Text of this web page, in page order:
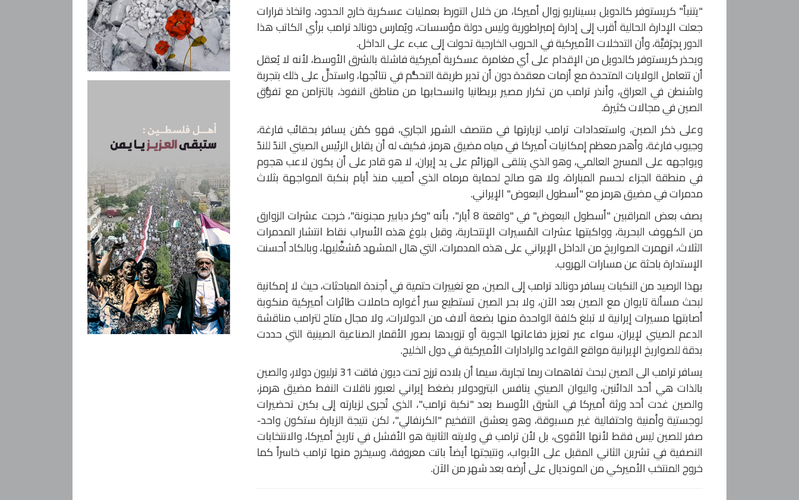
"يتنبأ" كريستوفر كالدويل بسيناريو زوال أميركا، من خلال التورط بعمليات عسكرية خارج الحدود، واتخاذ قرارات
جعلت الإدارة الحالية أقرب إلى إدارة إمبراطورية وليس دولة مؤسسات، ويُمارس دونالد ترامب برأي الكاتب هذا
الدور بِحِرَفيَّة، وأن التدخلات الأميركية في الحروب الخارجية تحولت إلى عبء على الداخل.
ويحذر كريستوفر كالدويل من الإقدام على أي مغامرة عسكرية أميركية فاشلة بالشرق الأوسط، لأنه لا يُعقل
أن تتعامل الولايات المتحدة مع أزمات معقدة دون أن تدير طريقة التحكُّم في نتائجها، واستدلَّ على ذلك بتجربة
واشنطن في العراق، وأنذر ترامب من تكرار مصير بريطانيا وانسحابها من مناطق النفوذ، بالتزامن مع تفوُّق
الصين في مجالات كثيرة.
وعلى ذكر الصين، واستعدادات ترامب لزيارتها في منتصف الشهر الجاري، فهو كمَن يسافر بحقائب فارغة،
وجيوب فارغة، وأهدر معظم إمكانيات أميركا في مياه مضيق هرمز، فكيف له أن يقابل الرئيس الصيني الندّ للندّ
ويواجهه على المسرح العالمي، وهو الذي يتلقى الهزائم على يد إيران، لا هو قادر على أن يكون لاعب هجوم
في منطقة الجزاء لحسم المباراة، ولا هو صالح لحماية مرماه الذي أصيب منذ أيام بنكبة المواجهة بثلاث
مدمرات في مضيق هرمز مع "أسطول البعوض" الإيراني.
يصف بعض المراقبين "أسطول البعوض" في "واقعة 8 أيار"، بأنه "وكر دبابير مجنونة"، خرجت عشرات الزوارق
من الكهوف البحرية، وواكبتها عشرات المُسيرات الإنتحارية، وقبل بلوغ هذه الأسراب نقاط انتشار المدمرات
الثلاث، انهمرت الصواريخ من الداخل الإيراني على هذه المدمرات، التي هال المشهد مُشغِّليها، وبالكاد أحسنت
الإستدارة باحثة عن مسارات الهروب.
بهذا الرصيد من النكبات يسافر دونالد ترامب إلى الصين، مع تغييرات حتمية في أجندة المباحثات، حيث لا إمكانية
لبحث مسألة تايوان مع الصين بعد الآن، ولا بحر الصين تستطيع سبر أغواره حاملات طائرات أميركية منكوبة
أصابتها مسيرات إيرانية لا تبلغ كلفة الواحدة منها بضعة آلاف من الدولارات، ولا مجال متاح لترامب مناقشة
الدعم الصيني لإيران، سواء عبر تعزيز دفاعاتها الجوية أو تزويدها بصور الأقمار الصناعية الصينية التي حددت
بدقة للصواريخ الإيرانية مواقع القواعد والرادارات الأميركية في دول الخليج.
يسافر ترامب الى الصين لبحث تفاهمات ربما تجاربة، سيما أن بلاده ترزح تحت ديون فاقت 31 ترليون دولار، والصين
بالذات هي أحد الدائنين، واليوان الصيني ينافس البترودولار بضغط إيراني لعبور ناقلات النفط مضيق هرمز،
والصين غدت أحد ورثة أميركا في الشرق الأوسط بعد "نكبة ترامب"، الذي تُجرى لزيارته إلى بكين تحضيرات
لوجستية وأمنية واحتفالية غير مسبوقة، وهو يعشق التفخيم "الكرنفالي"، لكن نتيجة الزيارة ستكون واحد-
صفر للصين ليس فقط لأنها الأقوى، بل لأن ترامب في ولايته الثانية هو الأفشل في تاريخ أميركا، والانتخابات
النصفية في تشرين الثاني المقبل على الأبواب، ونتيجتها أيضاً باتت معروفة، وسيخرج منها ترامب خاسراً كما
خروج المنتخب الأميركي من المونديال على أرضه بعد شهر من الآن.